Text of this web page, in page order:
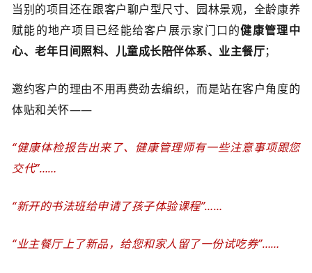
当别的项目还在跟客户聊户型尺寸、园林景观，全龄康养
赋能的地产项目已经能给客户展示家门口的健康管理中
心、老年日间照料、儿童成长陪伴体系、业主餐厅；
邀约客户的理由不用再费劲去编织， 而是站在客户角度的
体贴和关怀——
“健康体检报告出来了、健康管理师有一些注意事项跟您
交代”……
“新开的书法班给申请了孩子体验课程”……
“业主餐厅上了新品，给您和家人留了一份试吃券”……